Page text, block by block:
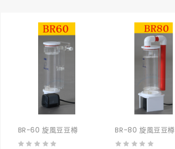
BR-60 旋風豆豆樽 BR-80 旋風豆豆樽